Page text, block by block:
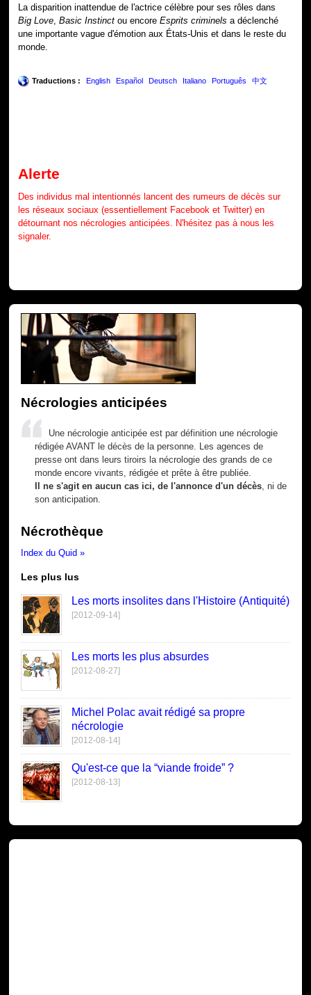
La disparition inattendue de l'actrice célèbre pour ses rôles dans
Big Love,Basic Instinct ou encoreEsprits criminels a déclenché
une importante vague d'émotion aux États-Unis et dans le reste du
monde.
Traductions : English Español Deutsch Italiano Português 中文
Alerte
Des individus mal intentionnés lancent des rumeurs de décès sur
les réseaux sociaux (essentiellement Facebook et Twitter) en
détournant nos nécrologies anticipées. N'hésitez pas à nous les
signaler.
Nécrologies anticipées
Une nécrologie anticipée est par définition une nécrologie
rédigée AVANT le décès de la personne. Les agences de
presse ont dans leurs tiroirs la nécrologie des grands de ce
monde encore vivants, rédigée et prête à être publiée.
Il ne s'agit en aucun cas ici, de l'annonce d'un décès , ni de
son anticipation.
Nécrothèque
Index du Quid »
Les plus lus
Les morts insolites dans l'Histoire (Antiquité)
[2012-09-14]
Les morts les plus absurdes
[2012-08-27]
Michel Polac avait rédigé sa propre
nécrologie
[2012-08-14]
Qu'est-ce que la “viande froide” ?
[2012-08-13]